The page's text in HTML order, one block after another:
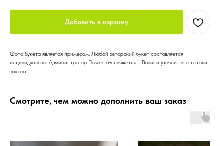
Добавить в корзину
Фото букета является примером. Любой авторский букет составляется
индивидуально. Администратор FlowerLaw свяжется с Вами и уточнит все детали
заказа.
Смотрите, чем можно дополнить ваш заказ